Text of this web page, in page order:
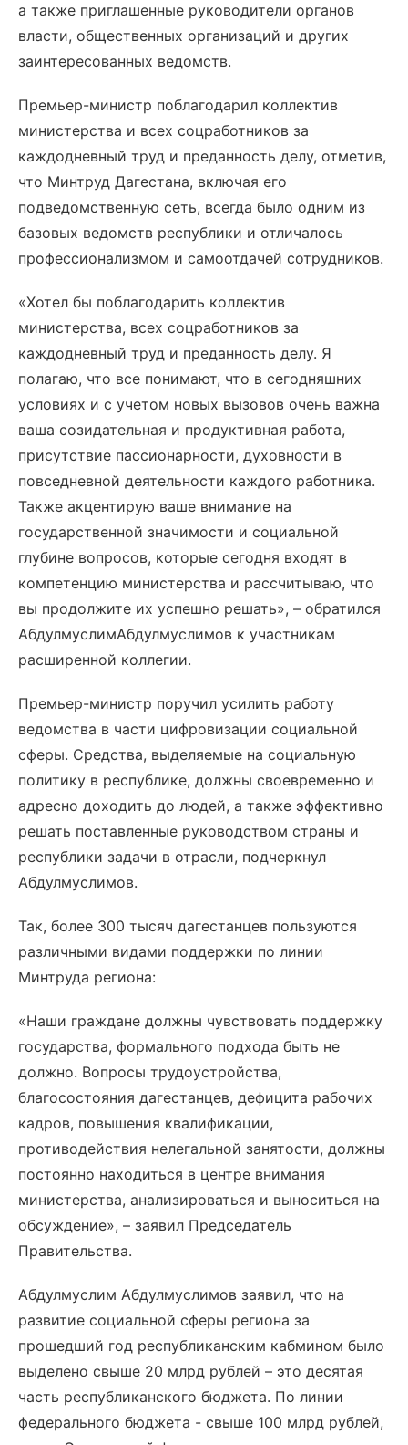
а также приглашенные руководители органов
власти, общественных организаций и других
заинтересованных ведомств.
Премьер-министр поблагодарил коллектив
министерства и всех соцработников за
каждодневный труд и преданность делу, отметив,
что Минтруд Дагестана, включая его
подведомственную сеть, всегда было одним из
базовых ведомств республики и отличалось
профессионализмом и самоотдачей сотрудников.
«Хотел бы поблагодарить коллектив
министерства, всех соцработников за
каждодневный труд и преданность делу. Я
полагаю, что все понимают, что в сегодняшних
условиях и с учетом новых вызовов очень важна
ваша созидательная и продуктивная работа,
присутствие пассионарности, духовности в
повседневной деятельности каждого работника.
Также акцентирую ваше внимание на
государственной значимости и социальной
глубине вопросов, которые сегодня входят в
компетенцию министерства и рассчитываю, что
вы продолжите их успешно решать», – обратился
АбдулмуслимАбдулмуслимов к участникам
расширенной коллегии.
Премьер-министр поручил усилить работу
ведомства в части цифровизации социальной
сферы. Средства, выделяемые на социальную
политику в республике, должны своевременно и
адресно доходить до людей, а также эффективно
решать поставленные руководством страны и
республики задачи в отрасли, подчеркнул
Абдулмуслимов.
Так, более 300 тысяч дагестанцев пользуются
различными видами поддержки по линии
Минтруда региона:
«Наши граждане должны чувствовать поддержку
государства, формального подхода быть не
должно. Вопросы трудоустройства,
благосостояния дагестанцев, дефицита рабочих
кадров, повышения квалификации,
противодействия нелегальной занятости, должны
постоянно находиться в центре внимания
министерства, анализироваться и выноситься на
обсуждение», – заявил Председатель
Правительства.
Абдулмуслим Абдулмуслимов заявил, что на
развитие социальной сферы региона за
прошедший год республиканским кабмином было
выделено свыше 20 млрд рублей – это десятая
часть республиканского бюджета. По линии
федерального бюджета - свыше 100 млрд рублей,